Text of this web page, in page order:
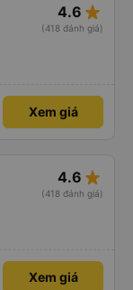
4.6 star_rate
(418 đánh giá)
Xem giá
4.6 star_rate
(418 đánh giá)
Xem giá